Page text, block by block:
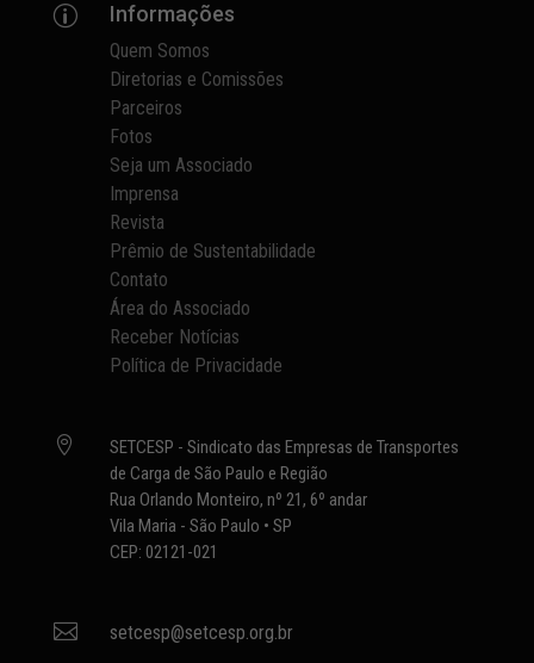
p Informações
Quem Somos
Diretorias e Comissões
Parceiros
Fotos
Seja um Associado
Imprensa
Revista
Prêmio de Sustentabilidade
Contato
Área do Associado
Receber Notícias
Política de Privacidade

SETCESP - Sindicato das Empresas de Transportes
de Carga de São Paulo e Região
Rua Orlando Monteiro, nº 21, 6º andar
Vila Maria - São Paulo • SP
CEP: 02121-021
 setcesp@setcesp.org.br